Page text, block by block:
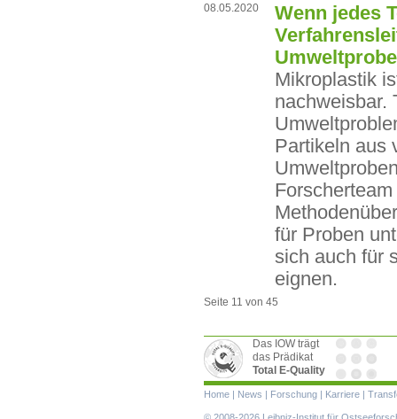
08.05.2020
Wenn jedes
Mikroplastik
nachweisbar.
Partikeln aus
für Proben
sich auch für
eignen.
Seite 11 von 45
Das IOW trägt
das Prädikat
Total E-Quality
Navigation
überspringen
Home | News | Forschung | Karriere |